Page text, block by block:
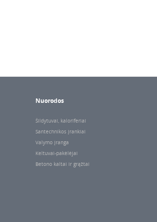
Nuorodos
Šildytuvai, kaloriferiai
Santechnikos įrankiai
Valymo įranga
Keltuvai-pakėlėjai
Betono kaltai ir grąžtai